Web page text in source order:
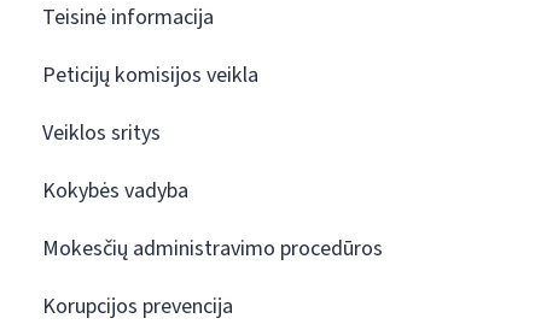
Teisinė informacija
Peticijų komisijos veikla
Veiklos sritys
Kokybės vadyba
Mokesčių administravimo procedūros
Korupcijos prevencija